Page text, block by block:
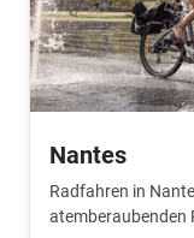
Nantes
Radfahren in
atemberaubenden